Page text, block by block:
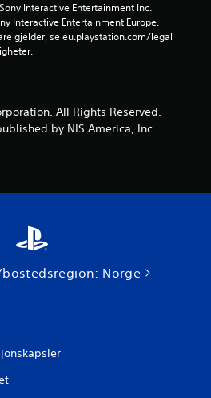
Interactive Entertainment Inc.
Interactive Entertainment Europe.
gjelder, se eu.playstation.com/legal
All Rights Reserved.
by NIS America, Inc.
Norge